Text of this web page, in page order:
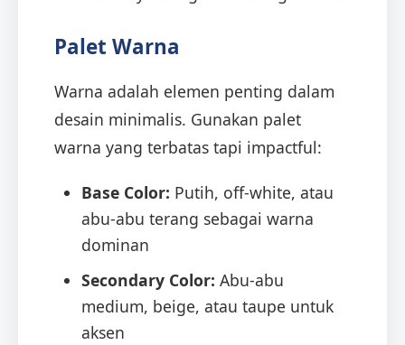
Palet Warna
Warna adalah elemen penting dalam
desain minimalis. Gunakan palet
warna yang terbatas tapi impactful:
Base Color: Putih, off-white, atau
abu-abu terang sebagai warna
dominan
Secondary Color: Abu-abu
medium, beige, atau taupe untuk
aksen